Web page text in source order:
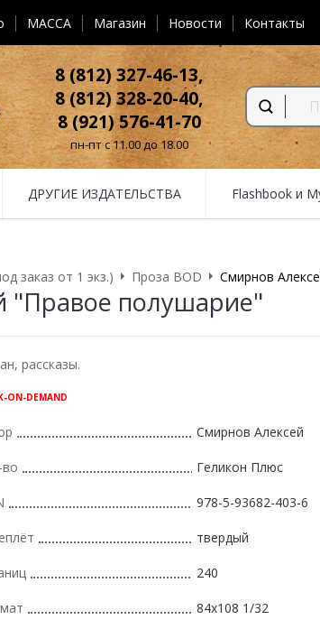
MACCA Магазин Новости Контакты
8 (812) 327-46-13,
8 (812) 328-20-40,
8 (921) 576-41-70
пн-пт с 11.00 до 18.00
ДРУГИЕ ИЗДАТЕЛЬСТВА Flashbook и
заказ от 1 экз.) Проза BOD Смирнов
"Правое полушарие"
рассказы.
ON-DEMAND
Смирнов Алексей
Геликон Плюс
978-5-93682-403-6
твердый
240
84х108 1/32